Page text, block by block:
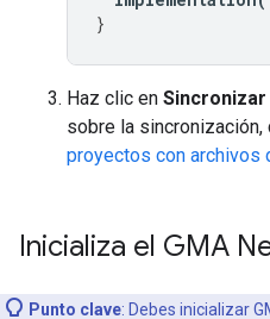
}
Haz clic en
sobre la sincronización,
proyectos con archivos
Inicializa el GMA
Punto clave: Debes inicializar